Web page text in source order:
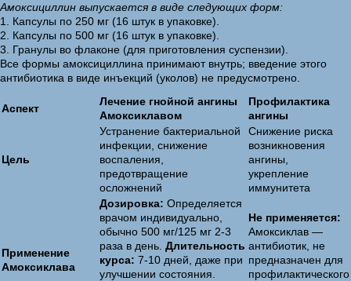
Амоксициллин выпускается в виде следующих форм:
1. Капсулы по 250 мг (16 штук в упаковке).
2. Капсулы по 500 мг (16 штук в упаковке).
3. Гранулы во флаконе (для приготовления суспензии).
Все формы амоксициллина принимают внутрь; введение этого
антибиотика в виде инъекций (уколов) не предусмотрено.
Аспект
Лечение гнойной ангины
Амоксиклавом
Профилактика
ангины
Цель
Устранение бактериальной
инфекции, снижение
воспаления,
предотвращение
осложнений
Снижение риска
возникновения
ангины,
укрепление
иммунитета
Применение
Амоксиклава
Дозировка: Определяется
врачом индивидуально,
обычно 500 мг/125 мг 2-3
раза в день. Длительность
курса: 7-10 дней, даже при
улучшении состояния.
Не применяется:
Амоксиклав —
антибиотик, не
предназначен для
профилактического